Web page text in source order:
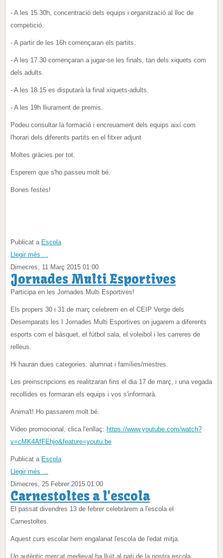
- A les 15.30h, concentració dels equips i organització al lloc de
competició.
- A partir de les 16h començaran els partits.
- A les 17.30 començaran a jugar-se les finals, tan dels xiquets com
dels adults.
- A les 18.15 es disputarà la final xiquets-adults.
- A les 19h lliurament de premis.
Podeu consultar la formació i encreuament dels equips així com
l'horari dels diferents partits en el fitxer adjunt
Moltes gràcies per tot.
Esperem que s'ho passeu molt bé.
Bones festes!
Publicat a Escola
Llegir més ...
Dimecres, 11 Març 2015 01:00
Jornades Multi Esportives
Participa en les Jornades Multi Esportives!
Els propers 30 i 31 de març celebrem en el CEIP Verge dels
Desemparats les I Jornades Multi Esportives on jugarem a diferents
esports com el bàsquet, el fútbol sala, el voleibol i les carreres de
relleus.
Hi hauran dues categories: alumnat i famílies/mestres.
Les preinscripcions es realitzaran fins el dia 17 de març, i una vegada
recollides es formaran els equips i vos s'informarà.
Anima't! Ho passarem molt bé.
Video promocional, clica l'enllaç: https://www.youtube.com/watch?
v=cMK4AfFEhjo&feature=youtu.be
Publicat a Escola
Llegir més ...
Dimecres, 25 Febrer 2015 01:00
Carnestoltes a l'escola
El passat divendres 13 de febrer celebràrem a l'escola el
Carnestoltes.
Aquest curs escolar hem engalanat l'escola de l'edat mitja.
Un autèntic mercat medieval ha lluït al pati de la nostra escola.